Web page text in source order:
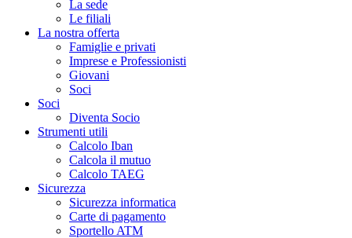
La sede
Le filiali
La nostra offerta
Famiglie e privati
Imprese e Professionisti
Giovani
Soci
Soci
Diventa Socio
Strumenti utili
Calcolo Iban
Calcola il mutuo
Calcolo TAEG
Sicurezza
Sicurezza informatica
Carte di pagamento
Sportello ATM